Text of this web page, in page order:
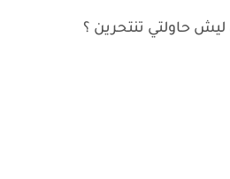
حاولتي تنتحرين ؟